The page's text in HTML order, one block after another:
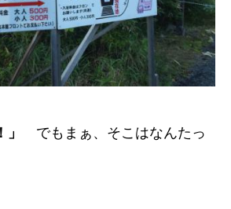
でもまぁ、そこはなんたっ